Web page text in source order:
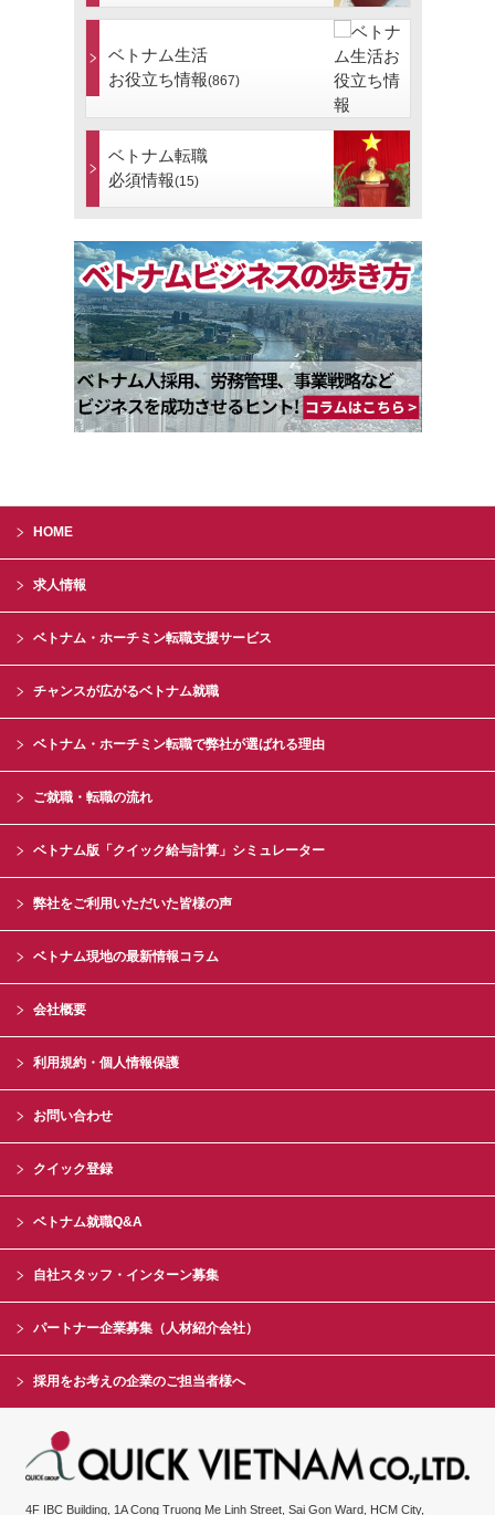
ベトナム生活
お役立ち情報(867)
ベトナム転職
必須情報(15)
HOME
求人情報
ベトナム・ホーチミン転職支援サービス
チャンスが広がるベトナム就職
ベトナム・ホーチミン転職で弊社が選ばれる理由
ご就職・転職の流れ
ベトナム版「クイック給与計算」シミュレーター
弊社をご利用いただいた皆様の声
ベトナム現地の最新情報コラム
会社概要
利用規約・個人情報保護
お問い合わせ
クイック登録
ベトナム就職Q&A
自社スタッフ・インターン募集
パートナー企業募集（人材紹介会社）
採用をお考えの企業のご担当者様へ
4F IBC Building, 1A Cong Truong Me Linh Street, Sai Gon Ward, HCM City,